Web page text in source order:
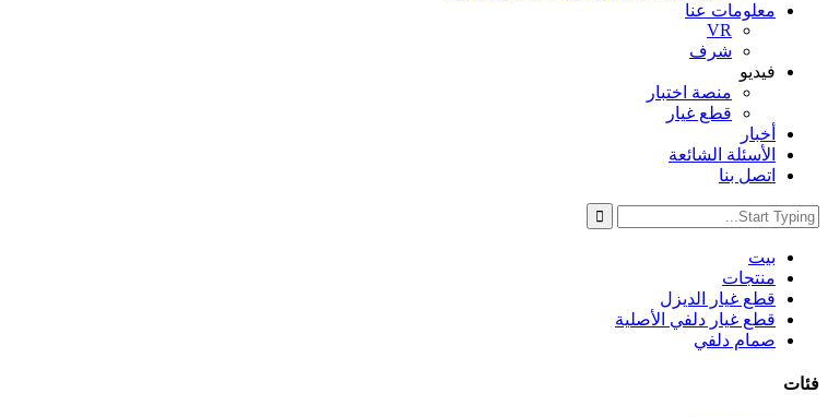
معلومات عنا
VR
شرف
فيديو
منصة اختبار
قطع غيار
أخبار
الأسئلة الشائعة
اتصل بنا
بيت
منتجات
قطع غيار الديزل
قطع غيار دلفي الأصلية
صمام دلفي
فئات